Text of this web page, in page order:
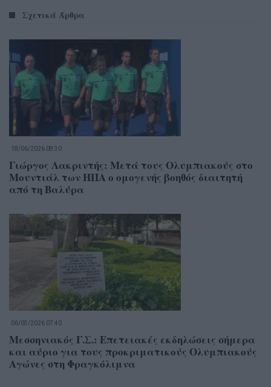
Σχετικά Άρθρα
18/06/2026 08:30
Γιώργος Λακριντής: Μετά τους Ολυμπιακούς στο
Μουντιάλ των ΗΠΑ ο ομογενής βοηθός διαιτητή
από τη Βαλύρα
06/03/2026 07:40
Μεσσηνιακός Γ.Σ.: Επετειακές εκδηλώσεις σήμερα
και αύριο για τους προκριματικούς Ολυμπιακούς
Αγώνες στη Φραγκόλιμνα